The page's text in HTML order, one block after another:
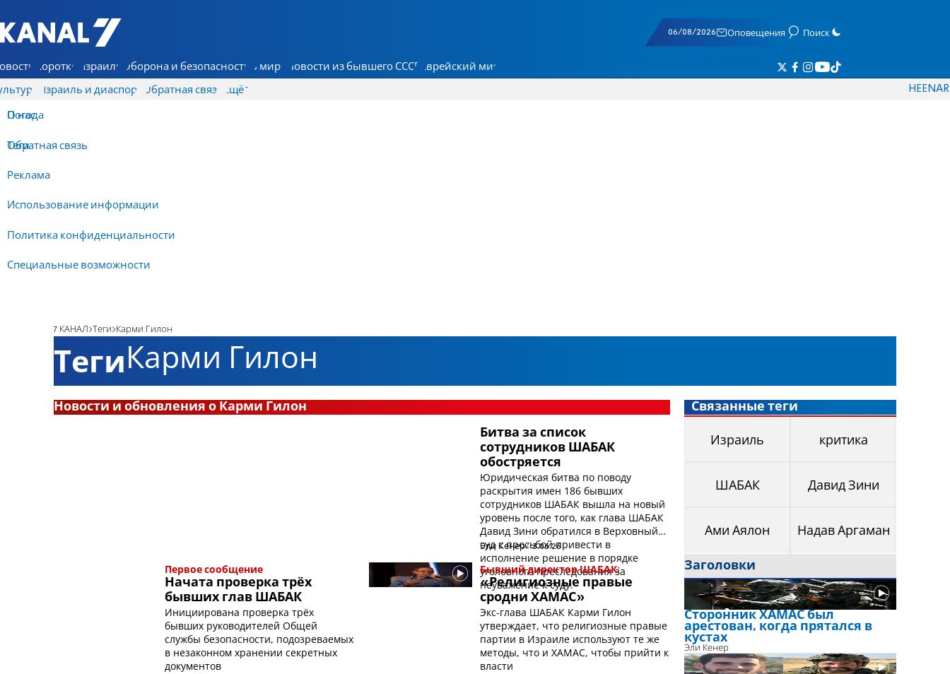
7 КАНАЛ - Аруц Шева
06/08/2026 Оповещения Поиск
Коротко Израиль Оборона и безопасность В мире Новости из бывшего СССР Еврейский мир
Израиль и диаспора Обратная связь
О нас
Обратная связь
Реклама
Использование информации
Политика конфиденциальности
Специальные возможности
Ещё
Погода
Теги
HEENAR
7 КАНАЛ Теги Карми Гилон
ТегиКарми Гилон
Новости и обновления о Карми Гилон
Битва за список
сотрудников ШАБАК
обостряется
Юридическая битва по поводу
раскрытия имен 186 бывших
сотрудников ШАБАК вышла на новый
уровень после того, как глава ШАБАК
Давид Зини обратился в Верховный
суд с просьбой привести в
исполнение решение в порядке
уголовного преследования за
неуважение к суду.
Эли Кенер 3.06.26
Первое сообщение
Начата проверка трёх
бывших глав ШАБАК
Инициирована проверка трёх
бывших руководителей Общей
службы безопасности, подозреваемых
в незаконном хранении секретных
документов
Бывший директор ШАБАК:
«Религиозные правые
сродни ХАМАС»
Экс-глава ШАБАК Карми Гилон
утверждает, что религиозные правые
партии в Израиле используют те же
методы, что и ХАМАС, чтобы прийти к
власти
Связанные теги
Израиль критика
ШАБАК Давид Зини
Ами Аялон Надав Аргаман
Заголовки
Сторонник ХАМАС был
арестован, когда прятался в
кустах
Эли Кенер